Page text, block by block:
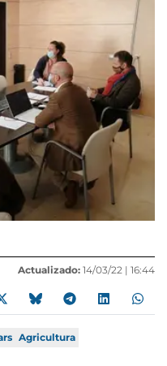
Actualizado: 14/03/22 | 16:44
Agricultura